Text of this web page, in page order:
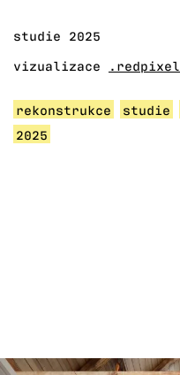
studie 2025
vizualizace
.redpixel
rekonstrukce studie
2025